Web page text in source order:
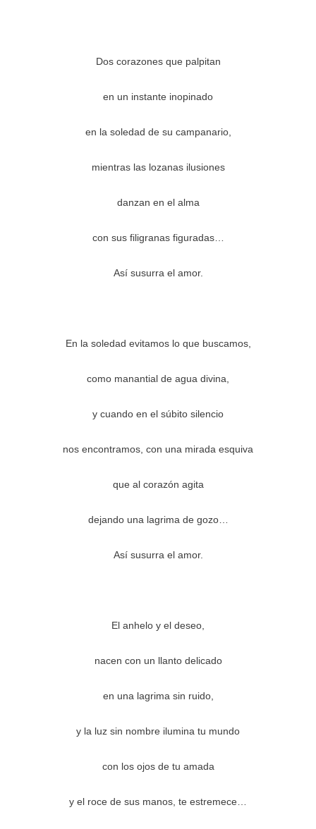
Dos corazones que palpitan
en un instante inopinado
en la soledad de su campanario,
mientras las lozanas ilusiones
danzan en el alma
con sus filigranas figuradas…
Así susurra el amor.
En la soledad evitamos lo que buscamos,
como manantial de agua divina,
y cuando en el súbito silencio
nos encontramos, con una mirada esquiva
que al corazón agita
dejando una lagrima de gozo…
Así susurra el amor.
El anhelo y el deseo,
nacen con un llanto delicado
en una lagrima sin ruido,
y la luz sin nombre ilumina tu mundo
con los ojos de tu amada
y el roce de sus manos, te estremece…